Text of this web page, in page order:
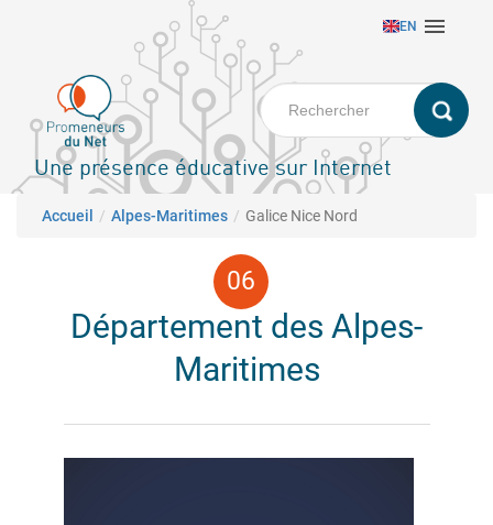
principal
EN 
Une présence éducative sur Internet
Fil d'Ariane
Accueil Alpes-Maritimes Galice Nice Nord
Département des Alpes-
Maritimes